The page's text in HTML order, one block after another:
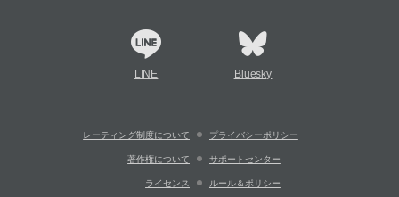
LINE Bluesky
レーティング制度について プライバシーポリシー
著作権について サポートセンター
ライセンス ルール＆ポリシー